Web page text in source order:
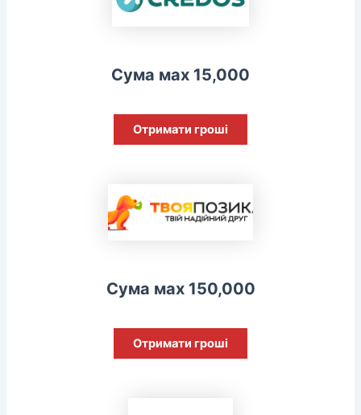
Сума мах 15,000
Отримати гроші
Сума мах 150,000
Отримати гроші